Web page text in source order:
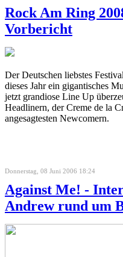
Rock Am Ring
Vorbericht
Der Deutschen liebstes Festival
dieses Jahr ein gigantisches
jetzt grandiose Line Up
Headlinern, der Creme de la
angesagtesten Newcomern.
Donnerstag, 08 Juni 2006 18:24
Against Me! -
Andrew rund um